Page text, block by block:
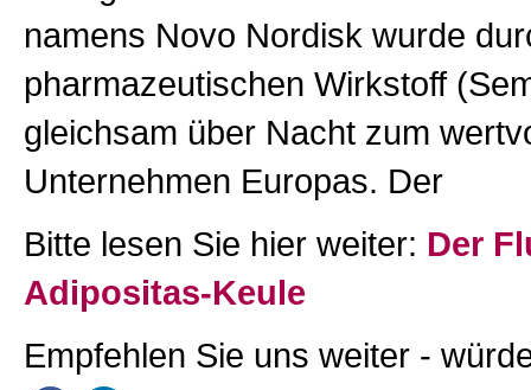
namens Novo Nordisk wurde
pharmazeutischen Wirkstoff
gleichsam über Nacht zum
Unternehmen Europas. Der
Bitte lesen Sie hier weiter: Der
Adipositas-Keule
Empfehlen Sie uns weiter -